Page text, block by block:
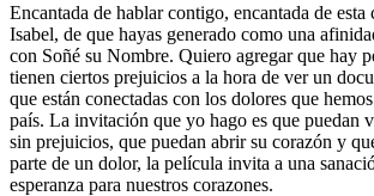
Encantada de hablar contigo, encantada de esta
Isabel, de que hayas generado como una
con Soñé su Nombre. Quiero agregar que hay
tienen ciertos prejuicios a la hora de ver un
que están conectadas con los dolores que
país. La invitación que yo hago es que puedan
sin prejuicios, que puedan abrir su corazón y
parte de un dolor, la película invita a una
esperanza para nuestros corazones.